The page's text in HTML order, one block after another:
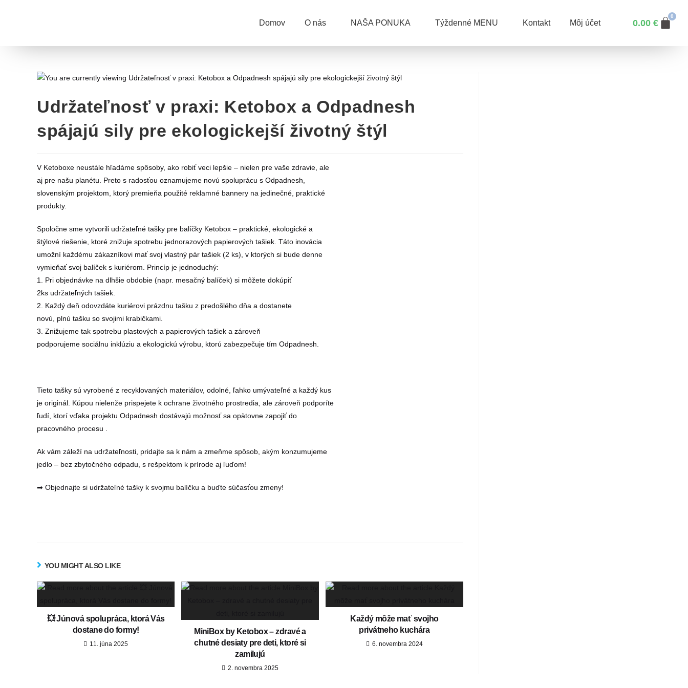
Domov O nás NAŠA PONUKA Týždenné MENU Kontakt Môj účet 0.00 €
Udržateľnosť v praxi: Ketobox a Odpadnesh
spájajú sily pre ekologickejší životný štýl
V Ketoboxe neustále hľadáme spôsoby, ako robiť veci lepšie – nielen pre vaše zdravie, ale
aj pre našu planétu. Preto s radosťou oznamujeme novú spoluprácu s Odpadnesh,
slovenským projektom, ktorý premieňa použité reklamné bannery na jedinečné, praktické
produkty.
Spoločne sme vytvorili udržateľné tašky pre balíčky Ketobox – praktické, ekologické a
štýlové riešenie, ktoré znižuje spotrebu jednorazových papierových tašiek. Táto inovácia
umožní každému zákazníkovi mať svoj vlastný pár tašiek (2 ks), v ktorých si bude denne
vymieňať svoj balíček s kuriérom. Princíp je jednoduchý:
1. Pri objednávke na dlhšie obdobie (napr. mesačný balíček) si môžete dokúpiť
2ks udržateľných tašiek.
2. Každý deň odovzdáte kuriérovi prázdnu tašku z predošlého dňa a dostanete
novú, plnú tašku so svojimi krabičkami.
3. Znižujeme tak spotrebu plastových a papierových tašiek a zároveň
podporujeme sociálnu inklúziu a ekologickú výrobu, ktorú zabezpečuje tím Odpadnesh.
Tieto tašky sú vyrobené z recyklovaných materiálov, odolné, ľahko umývateľné a každý kus
je originál. Kúpou nielenže prispejete k ochrane životného prostredia, ale zároveň podporíte
ľudí, ktorí vďaka projektu Odpadnesh dostávajú možnosť sa opätovne zapojiť do
pracovného procesu .
Ak vám záleží na udržateľnosti, pridajte sa k nám a zmeňme spôsob, akým konzumujeme
jedlo – bez zbytočného odpadu, s rešpektom k prírode aj ľuďom!
➡ Objednajte si udržateľné tašky k svojmu balíčku a buďte súčasťou zmeny!
YOU MIGHT ALSO LIKE
💥 Júnová spolupráca, ktorá Vás
dostane do formy!
11. júna 2025
MiniBox by Ketobox – zdravé a
chutné desiaty pre deti, ktoré si
zamilujú
2. novembra 2025
Každý môže mať svojho
privátneho kuchára
6. novembra 2024